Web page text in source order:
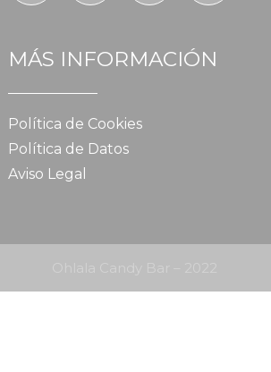
MÁS INFORMACIÓN
Política de Cookies
Política de Datos
Aviso Legal